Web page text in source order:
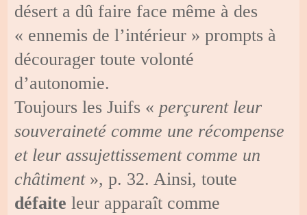
désert a dû faire face même à des
« ennemis de l’intérieur » prompts à
décourager toute volonté
d’autonomie.
Toujours les Juifs « perçurent leur
souveraineté comme une récompense
et leur assujettissement comme un
châtiment», p. 32. Ainsi, toute
défaite leur apparaît comme